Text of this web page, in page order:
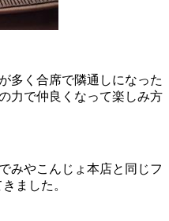
多く合席で隣通しになった
力で仲良くなって楽しみ方
みやこんじょ本店と同じフ
ました。